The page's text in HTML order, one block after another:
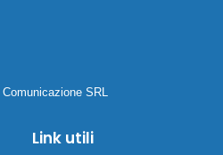
Comunicazione SRL
Link utili